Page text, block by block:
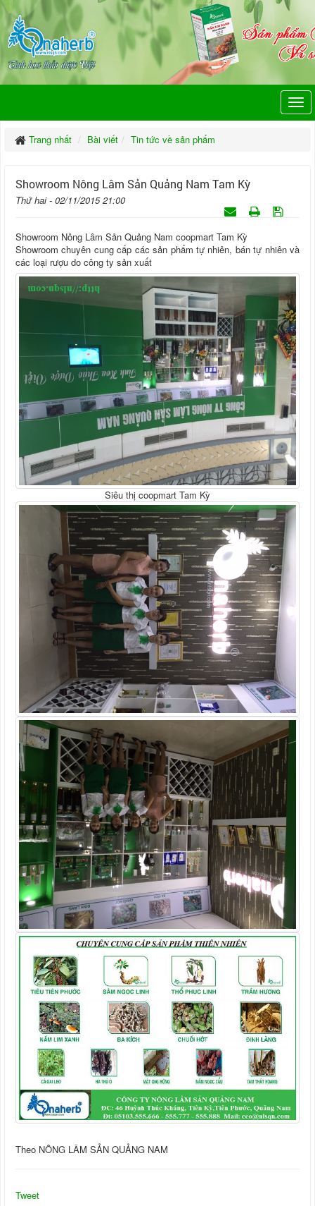
Trang nhất Bài viết Tin tức về sản phẩm
Showroom Nông Lâm Sản Quảng Nam Tam Kỳ
Thứ hai - 02/11/2015 21:00
Showroom Nông Lâm Sản Quảng Nam coopmart Tam Kỳ
Showroom chuyên cung cấp các sản phẩm tự nhiên, bán tự nhiên và
các loại rượu do công ty sản xuất
Siêu thị coopmart Tam Kỳ
Theo NÔNG LÂM SẢN QUẢNG NAM
Tweet